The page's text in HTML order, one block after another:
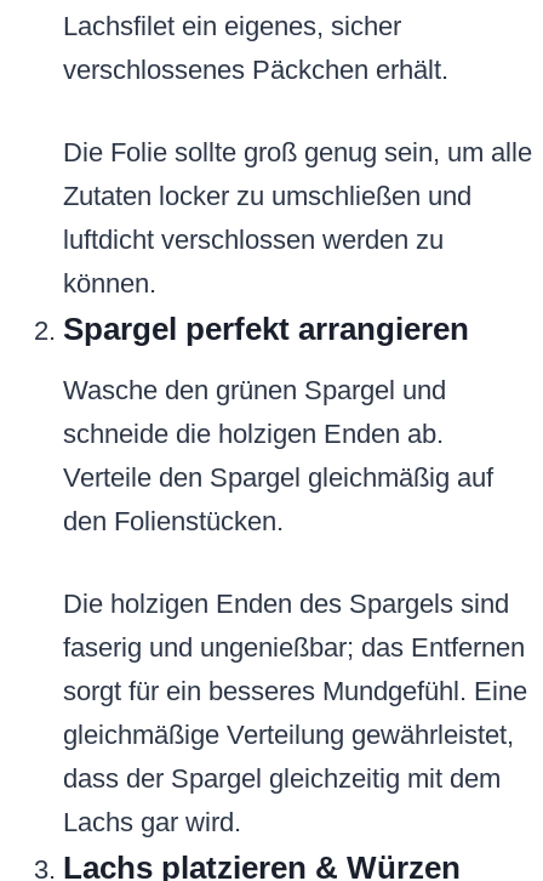
Lachsfilet ein eigenes, sicher
verschlossenes Päckchen erhält.
Die Folie sollte groß genug sein, um alle
Zutaten locker zu umschließen und
luftdicht verschlossen werden zu
können.
Spargel perfekt arrangieren
Wasche den grünen Spargel und
schneide die holzigen Enden ab.
Verteile den Spargel gleichmäßig auf
den Folienstücken.
Die holzigen Enden des Spargels sind
faserig und ungenießbar; das Entfernen
sorgt für ein besseres Mundgefühl. Eine
gleichmäßige Verteilung gewährleistet,
dass der Spargel gleichzeitig mit dem
Lachs gar wird.
Lachs platzieren & Würzen